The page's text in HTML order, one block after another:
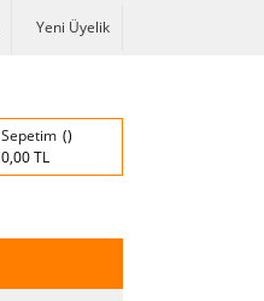
Yeni Üyelik
Sepetim
0,00 TL